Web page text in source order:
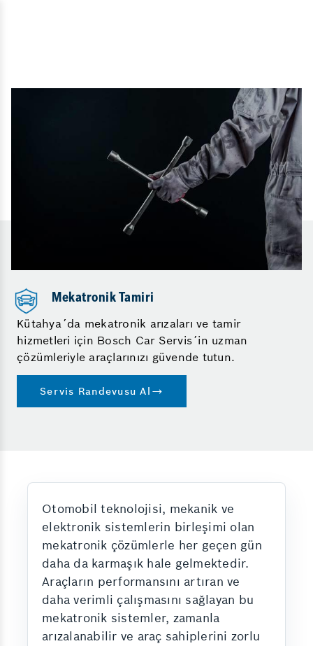
Mekatronik Tamiri
Kütahya´da mekatronik arızaları ve tamir
hizmetleri için Bosch Car Servis´in uzman
çözümleriyle araçlarınızı güvende tutun.
Servis Randevusu Al
Otomobil teknolojisi, mekanik ve
elektronik sistemlerin birleşimi olan
mekatronik çözümlerle her geçen gün
daha da karmaşık hale gelmektedir.
Araçların performansını artıran ve
daha verimli çalışmasını sağlayan bu
mekatronik sistemler, zamanla
arızalanabilir ve araç sahiplerini zorlu